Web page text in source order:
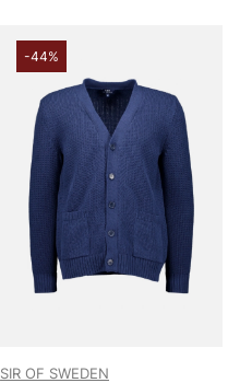
-44%
SIR OF SWEDEN